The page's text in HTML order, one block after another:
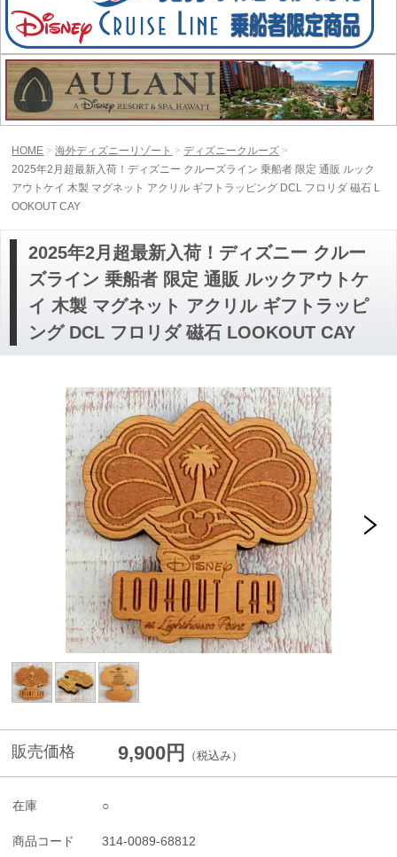
HOME 海外ディズニーリゾート
ディズニークルーズ
2025年2月超最新入荷！ディズニー クルーズライン 乗船者 限定 通販 ルック
アウトケイ 木製 マグネット アクリル ギフトラッピング DCL フロリダ 磁石 L
OOKOUT CAY
2025年2月超最新入荷！ディズニー クルー
ズライン 乗船者 限定 通販 ルックアウトケ
イ 木製 マグネット アクリル ギフトラッピ
ング DCL フロリダ 磁石 LOOKOUT CAY
販売価格 9,900円 （税込み）
在庫 ○
商品コード 314-0089-68812